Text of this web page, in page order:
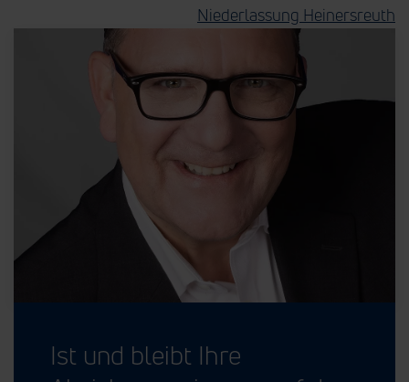
Niederlassung Heinersreuth
Ist und bleibt Ihre